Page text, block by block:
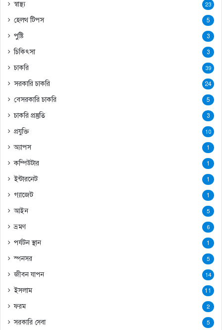
স্বাস্থ্য 23
হেলথ টিপস 5
পুষ্টি 3
চিকিৎসা 3
চাকরি 39
সরকারি চাকরি 24
বেসরকারি চাকরি 5
চাকরি প্রস্তুতি 3
প্রযুক্তি 10
অ্যাপস 1
কম্পিউটার 1
ইন্টারনেট 1
গ্যাজেট 1
আইন 5
ভ্রমণ 6
পর্যটন স্থান 1
স্পনসর 5
জীবন যাপন 14
ইসলাম 11
ফরম 2
সরকারি সেবা 5